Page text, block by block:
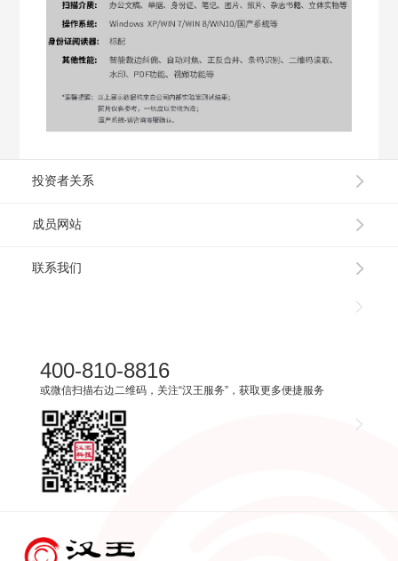
投资者关系
成员网站
联系我们
400-810-8816
或微信扫描右边二维码，关注“汉王服务”，获取更多便捷服务